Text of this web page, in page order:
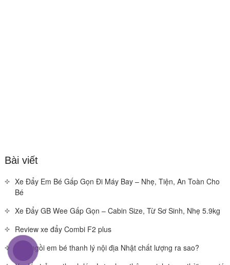
Bài viết
Xe Đẩy Em Bé Gấp Gọn Đi Máy Bay – Nhẹ, Tiện, An Toàn Cho
Bé
Xe Đẩy GB Wee Gấp Gọn – Cabin Size, Từ Sơ Sinh, Nhẹ 5.9kg
Review xe đẩy Combi F2 plus
Ghế ngồi em bé thanh lý nội địa Nhật chất lượng ra sao?